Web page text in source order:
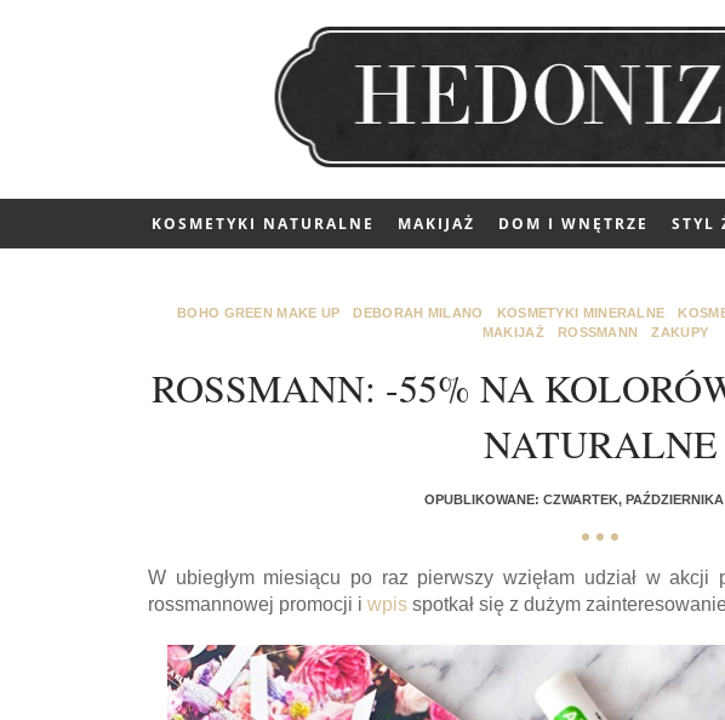
KOSMETYKI NATURALNE MAKIJAŻ DOM I WNĘTRZE STYL
BOHO GREEN MAKE UP DEBORAH MILANO KOSMETYKI MINERALNE
MAKIJAŻ
ROSSMANN ZAKUPY
ROSSMANN: -55% NA
NATURALNE
OPUBLIKOWANE: CZWARTEK, PAŹDZIERNIKA
W ubiegłym miesiącu po raz pierwszy wzięłam udział w akcji
rossmannowej promocji i wpis spotkał się z dużym